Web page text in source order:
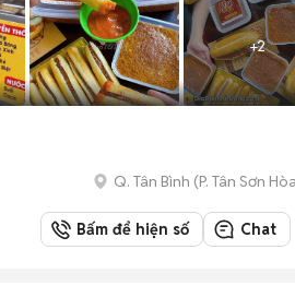
+2
Q. Tân Bình (P. Tân Sơn
Bấm để hiện số Chat